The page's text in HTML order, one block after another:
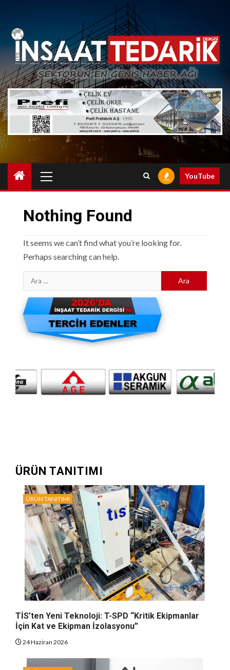
content
Menu
YouTube
Nothing Found
It seems we can’t find what you’re looking for.
Perhaps searching can help.
Arama:
ÜRÜN TANITIMI
ÜRÜN TANITIMI
TİS’ten Yeni Teknoloji: T-SPD “Kritik Ekipmanlar
İçin Kat ve Ekipman İzolasyonu”
24 Haziran 2026